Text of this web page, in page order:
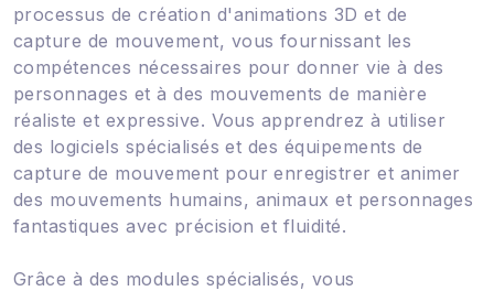
processus de création d'animations 3D et de
capture de mouvement, vous fournissant les
compétences nécessaires pour donner vie à des
personnages et à des mouvements de manière
réaliste et expressive. Vous apprendrez à utiliser
des logiciels spécialisés et des équipements de
capture de mouvement pour enregistrer et animer
des mouvements humains, animaux et personnages
fantastiques avec précision et fluidité.
Grâce à des modules spécialisés, vous